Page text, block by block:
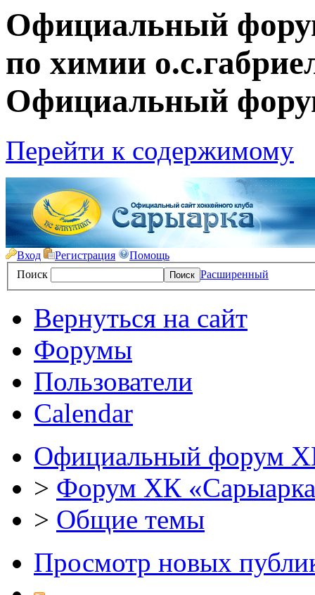
Официальный
по химии
Официальный
Перейти к содержимому
Вход Регистрация
Помощь
Поиск
Расширенный
Вернуться на сайт
Форумы
Пользователи
Calendar
Официальный форум
> Форум ХК
> Общие темы
Просмотр новых